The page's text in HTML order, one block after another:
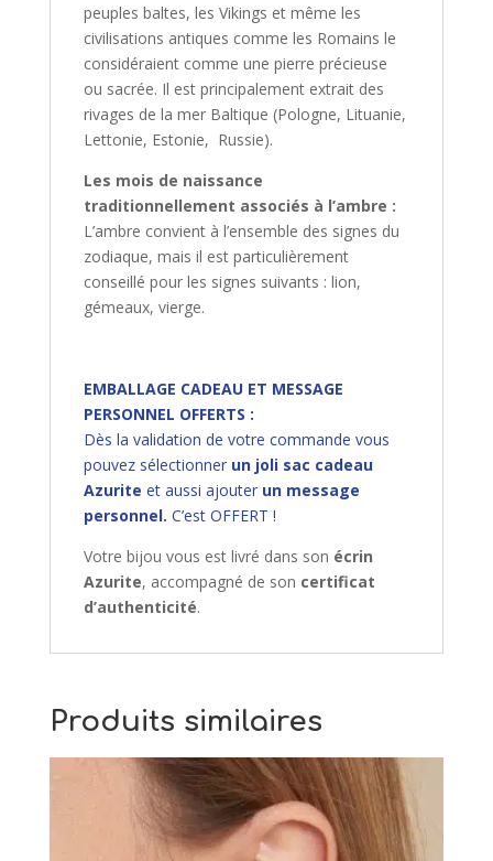
peuples baltes, les Vikings et même les
civilisations antiques comme les Romains le
considéraient comme une pierre précieuse
ou sacrée. Il est principalement extrait des
rivages de la mer Baltique (Pologne, Lituanie,
Lettonie, Estonie, Russie).
Les mois de naissance
traditionnellement associés à l’ambre :
L’ambre convient à l’ensemble des signes du
zodiaque, mais il est particulièrement
conseillé pour les signes suivants : lion,
gémeaux, vierge.
EMBALLAGE CADEAU ET MESSAGE
PERSONNEL OFFERTS :
Dès la validation de votre commande vous
pouvez sélectionner un joli sac cadeau
Azurite et aussi ajouter un message
personnel. C’est OFFERT !
Votre bijou vous est livré dans son écrin
Azurite, accompagné de son certificat
d’authenticité.
Produits similaires